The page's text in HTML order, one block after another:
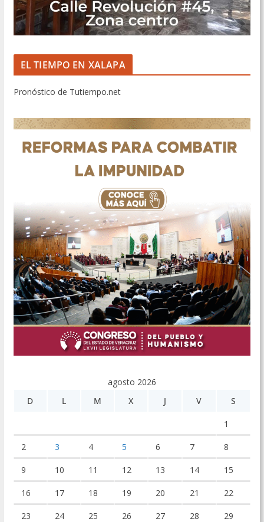
EL TIEMPO EN XALAPA
Pronóstico de Tutiempo.net
agosto 2026
D
L M X J V S
1
2 3 4 5 6 7 8
9 10 11 12 13 14 15
16 17 18 19 20 21 22
23 24 25 26 27 28 29